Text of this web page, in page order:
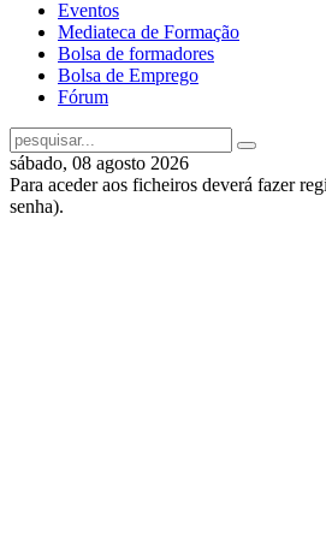
Eventos
Mediateca de Formação
Bolsa de formadores
Bolsa de Emprego
Fórum
sábado, 08 agosto 2026
Para aceder aos ficheiros deverá fazer
senha).